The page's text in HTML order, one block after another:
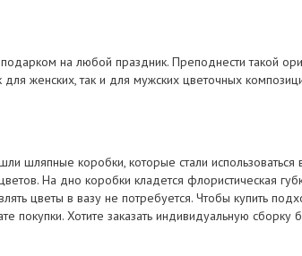
на любой праздник. Преподнести такой
для женских, так и для мужских цветочных
шляпные коробки, которые стали
На дно коробки кладется флористическая
цветы в вазу не потребуется. Чтобы купить
покупки. Хотите заказать индивидуальную